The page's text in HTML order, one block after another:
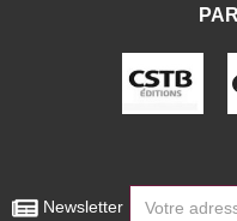
Newsletter